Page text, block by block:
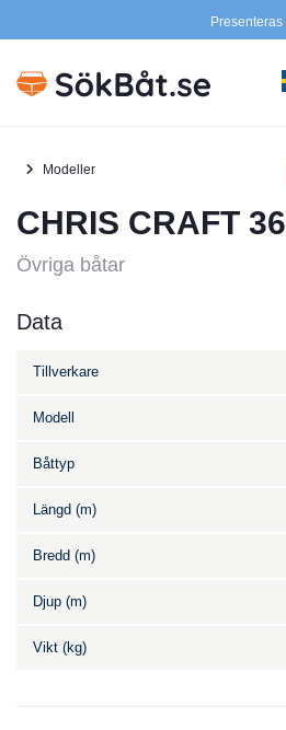
Presenteras
Modeller
CHRIS CRAFT
Övriga båtar
Data
Tillverkare
Modell
Båttyp
Längd (m)
Bredd (m)
Djup (m)
Vikt (kg)